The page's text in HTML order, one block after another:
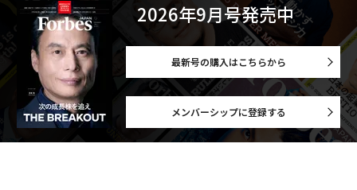
2026年9月号発売中
最新号の購入はこちらから
メンバーシップに登録する